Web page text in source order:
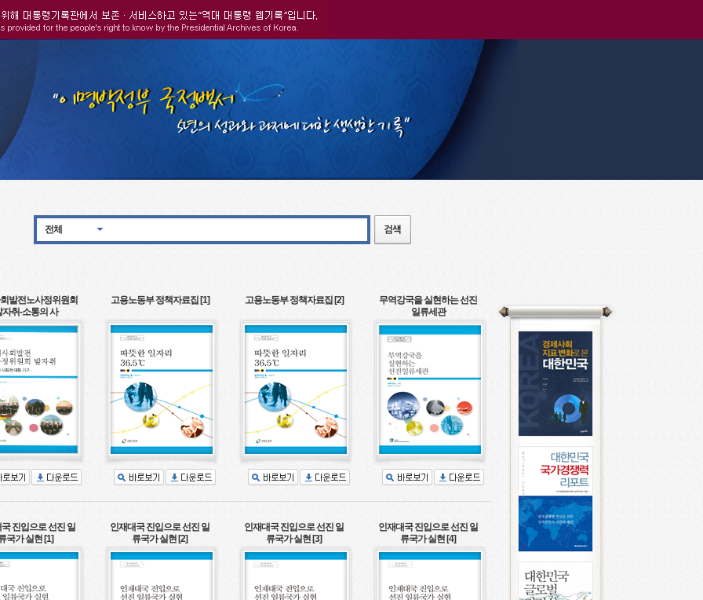
전체
발전노사정위원회
자취-소통의 사
고용노동부 정책자료집 [1] 고용노동부 정책자료집 [2]
무역강국을 실현하는 선진
일류세관
진입으로 선진 일
국가 실현 [1]
인재대국 진입으로 선진 일
류국가 실현 [2]
인재대국 진입으로 선진 일
류국가 실현 [3]
인재대국 진입으로 선진 일
류국가 실현 [4]